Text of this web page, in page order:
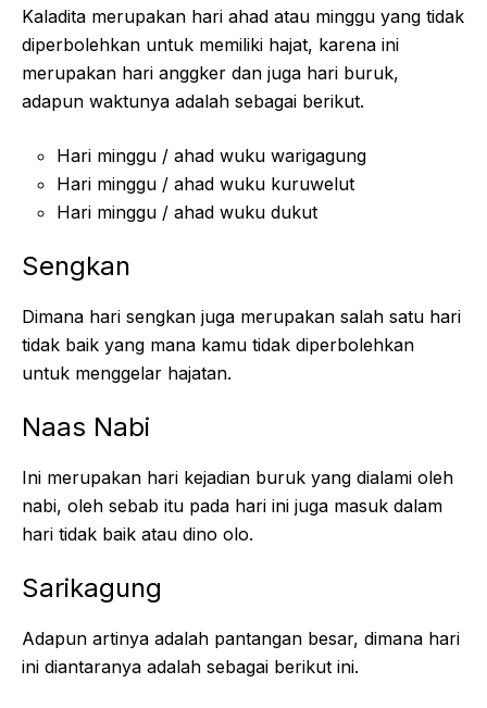
Kaladita merupakan hari ahad atau minggu yang tidak
diperbolehkan untuk memiliki hajat, karena ini
merupakan hari anggker dan juga hari buruk,
adapun waktunya adalah sebagai berikut.
Hari minggu / ahad wuku warigagung
Hari minggu / ahad wuku kuruwelut
Hari minggu / ahad wuku dukut
Sengkan
Dimana hari sengkan juga merupakan salah satu hari
tidak baik yang mana kamu tidak diperbolehkan
untuk menggelar hajatan.
Naas Nabi
Ini merupakan hari kejadian buruk yang dialami oleh
nabi, oleh sebab itu pada hari ini juga masuk dalam
hari tidak baik atau dino olo.
Sarikagung
Adapun artinya adalah pantangan besar, dimana hari
ini diantaranya adalah sebagai berikut ini.